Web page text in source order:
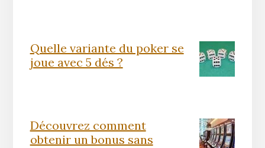
Quelle variante du poker se
joue avec 5 dés ?
Découvrez comment
obtenir un bonus sans